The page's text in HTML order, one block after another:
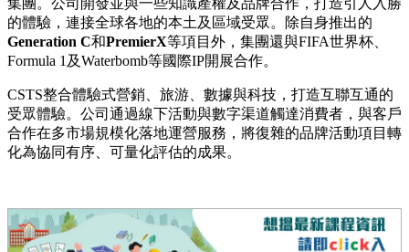
幸能將馬德裡大獎賽官方接待項目引入大中華市場。此次委任
既體現了我們長期穩固的合作資源優勢，也反映了亞洲市場對
高端體育體驗日益增長的需求。F1是一個與我們的客戶產生
共鳴的全球平台，能夠為F1賽歷中這一最令人振奮的新增賽
事提供支持，我們倍感自豪。」
關於CSTS Enterprises
集團。公司開發並與一些知識產權及品牌合作，打造引人入勝
的體驗，連接全球各地的本土及區域受眾。除自身推出的
Generation C
和PremierX
等項目外，集團還與FIFA世界杯、